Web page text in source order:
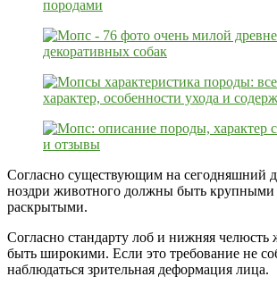
Согласно существующим на сегодняшний
ноздри животного должны быть
раскрытыми.
Согласно стандарту лоб и нижняя
быть широкими. Если это требование не
наблюдаться зрительная деформация лица.